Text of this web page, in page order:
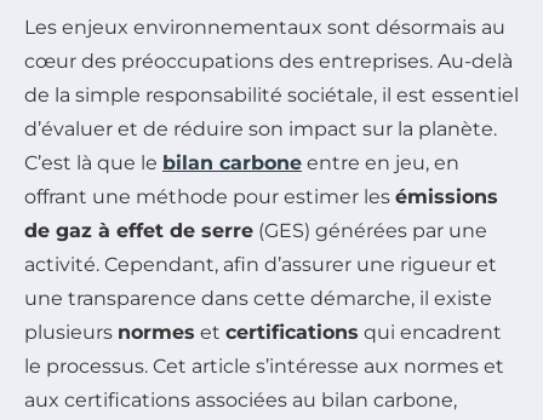
Les enjeux environnementaux sont désormais au
cœur des préoccupations des entreprises. Au-delà
de la simple responsabilité sociétale, il est essentiel
d’évaluer et de réduire son impact sur la planète.
C’est là que le bilan carbone entre en jeu, en
offrant une méthode pour estimer les émissions
de gaz à effet de serre (GES) générées par une
activité. Cependant, afin d’assurer une rigueur et
une transparence dans cette démarche, il existe
plusieurs normes et certifications qui encadrent
le processus. Cet article s’intéresse aux normes et
aux certifications associées au bilan carbone,